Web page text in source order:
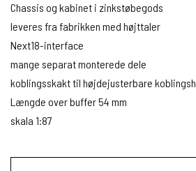
Chassis og kabinet i zinkstøbegods
leveres fra fabrikken med højttaler
Next18-interface
mange separat monterede dele
koblingsskakt til højdejusterbare
Længde over buffer 54 mm
skala 1:87